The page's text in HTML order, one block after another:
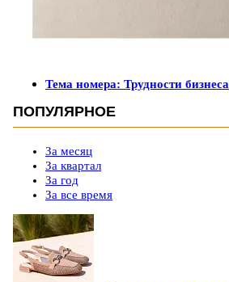
Тема номера: Трудности бизнеса
ПОПУЛЯРНОЕ
За месяц
За квартал
За год
За все время